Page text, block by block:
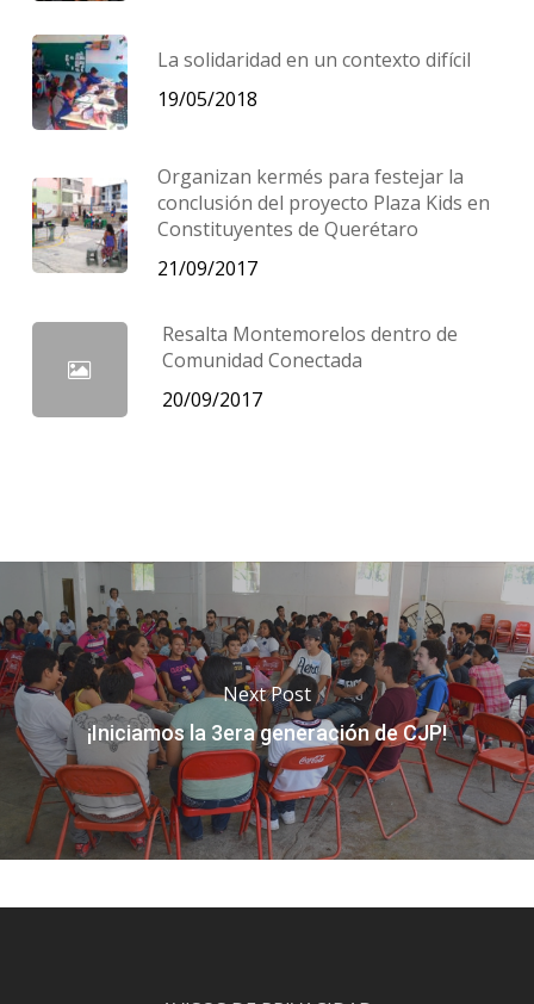
La solidaridad en un contexto difícil
19/05/2018
Organizan kermés para festejar la
conclusión del proyecto Plaza Kids en
Constituyentes de Querétaro
21/09/2017
Resalta Montemorelos dentro de
Comunidad Conectada
20/09/2017
Next Post
¡Iniciamos la 3era generación de CJP!